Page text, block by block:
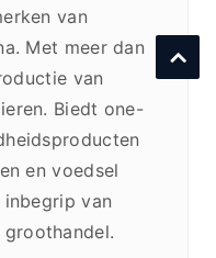
van
Met meer dan
van
Biedt one-
en voedsel
van
groothandel.